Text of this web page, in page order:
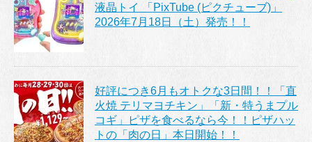
液晶トイ 「PixTube (ピクチューブ)」
2026年7月18日（土）発売！！
好評につき6月もオトクな3日間！！「直
火焼 テリマヨチキン」「新・特うまプル
コギ」ピザを食べるなら今！！ピザハッ
トの「肉の日」本日開始！！